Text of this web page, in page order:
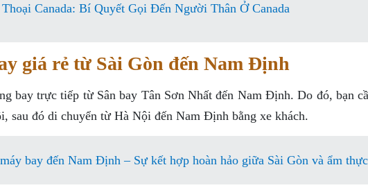
Canada: Bí Quyết Gọi Đến Người Thân Ở Canada
giá rẻ từ Sài Gòn đến Nam Định
bay trực tiếp từ Sân bay Tân Sơn Nhất đến Nam Định. Do đó, bạn
sau đó di chuyển từ Hà Nội đến Nam Định bằng xe khách.
bay đến Nam Định – Sự kết hợp hoàn hảo giữa Sài Gòn và ẩm